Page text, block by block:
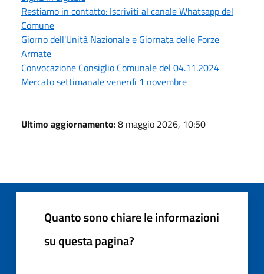
Restiamo in contatto: Iscriviti al canale Whatsapp del
Comune
Giorno dell'Unità Nazionale e Giornata delle Forze
Armate
Convocazione Consiglio Comunale del 04.11.2024
Mercato settimanale venerdì 1 novembre
Ultimo aggiornamento: 8 maggio 2026, 10:50
Quanto sono chiare le informazioni
su questa pagina?